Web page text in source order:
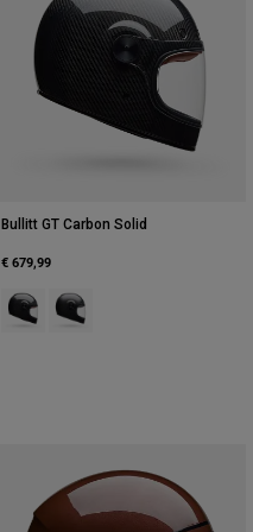
Bullitt GT Carbon Solid
€ 679,99
Product swatch type of Schwarz.
Product swatch type of